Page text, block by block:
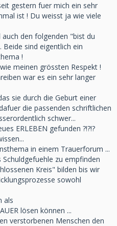
gestern fuer mich ein sehr
ist ! Du weisst ja wie viele
den folgenden "bist du
sind eigentlich ein
!
meinen grössten Respekt !
war es ein sehr langer
sie durch die Geburt einer
die passenden schriftlichen
schwer...
ERLEBEN gefunden ?!?!?
in einem Trauerforum ...
zu empfinden
Kreis" bilden bis wir
sowohl
als
lösen können ...
verstorbenen Menschen den